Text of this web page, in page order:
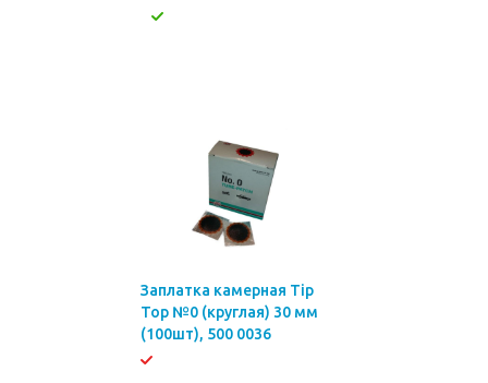
Заплатка камерная Tip
Top №0 (круглая) 30 мм
(100шт), 500 0036